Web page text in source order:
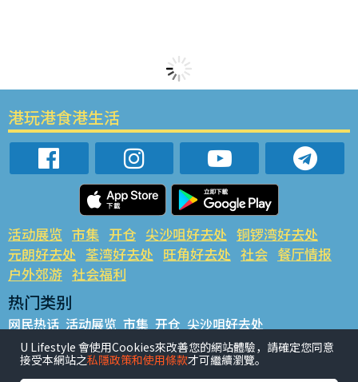
港玩港食港生活
活动展览 市集 开仓 尖沙咀好去处 铜锣湾好去处
元朗好去处 荃湾好去处 旺角好去处 社会 餐厅情报
户外郊游 社会福利
热门类别
网民热话 活动展览 市集 开仓 尖沙咀好去处
铜锣湾好去处 元朗好去处 荃湾好去处 旺角好去处 社会
餐厅情报 户外郊游
U Lifestyle 會使用Cookies來改善您的網站體驗，請確定您同意
接受本網站之私隱政策和使用條款才可繼續瀏覽。